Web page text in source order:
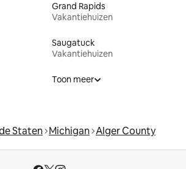
Grand Rapids
Vakantiehuizen
Saugatuck
Vakantiehuizen
Toon meer
Staten Michigan Alger County